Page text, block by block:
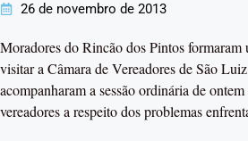
26 de novembro de 2013
Moradores do Rincão dos Pintos formaram
visitar a Câmara de Vereadores de São
acompanharam a sessão ordinária de
vereadores a respeito dos problemas